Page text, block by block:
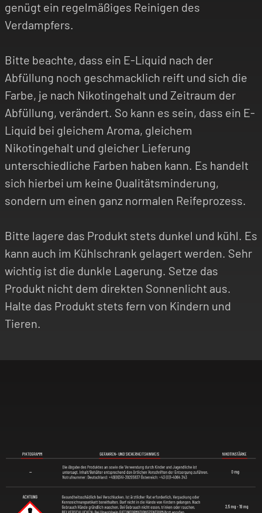
genügt ein regelmäßiges Reinigen des
Verdampfers.
Bitte beachte, dass ein E-Liquid nach der
Abfüllung noch geschmacklich reift und sich die
Farbe, je nach Nikotingehalt und Zeitraum der
Abfüllung, verändert. So kann es sein, dass ein E-
Liquid bei gleichem Aroma, gleichem
Nikotingehalt und gleicher Lieferung
unterschiedliche Farben haben kann. Es handelt
sich hierbei um keine Qualitätsminderung,
sondern um einen ganz normalen Reifeprozess.
Bitte lagere das Produkt stets dunkel und kühl. Es
kann auch im Kühlschrank gelagert werden. Sehr
wichtig ist die dunkle Lagerung. Setze das
Produkt nicht dem direkten Sonnenlicht aus.
Halte das Produkt stets fern von Kindern und
Tieren.